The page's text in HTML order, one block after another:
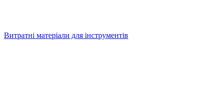
Витратні матеріали для інструментів